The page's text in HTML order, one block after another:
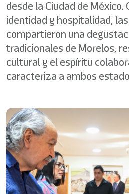
desde la Ciudad de
identidad y hospitalidad,
compartieron una
tradicionales de Morelos,
cultural y el espíritu
caracteriza a ambos